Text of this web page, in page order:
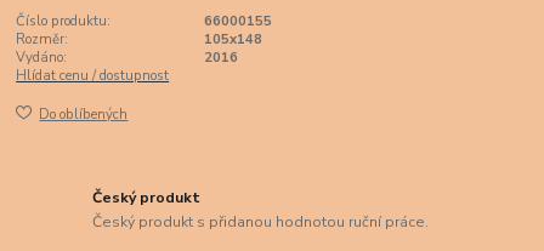
Číslo produktu:
66000155
Rozměr:
105x148
Vydáno:
2016
Hlídat cenu / dostupnost
Do oblíbených
Český produkt
Český produkt s přidanou hodnotou ruční práce.